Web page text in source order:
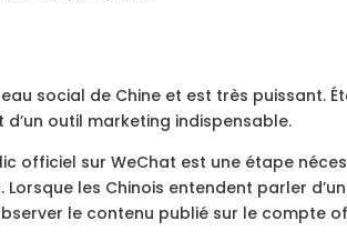
social de Chine et est très puissant.
d’un outil marketing indispensable.
officiel sur WeChat est une étape
les Chinois entendent parler
le contenu publié sur le compte